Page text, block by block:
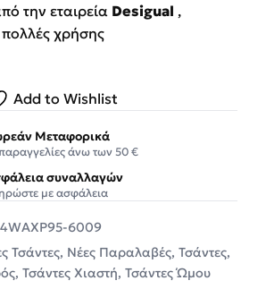
την εταιρεία Desigual ,
χρήσης
Add to Wishlist
Μεταφορικά
άνω των 50 €
συναλλαγών
με ασφάλεια
6009
Τσάντες, Νέες Παραλαβές, Τσάντες,
, Τσάντες Χιαστή, Τσάντες Ώμου